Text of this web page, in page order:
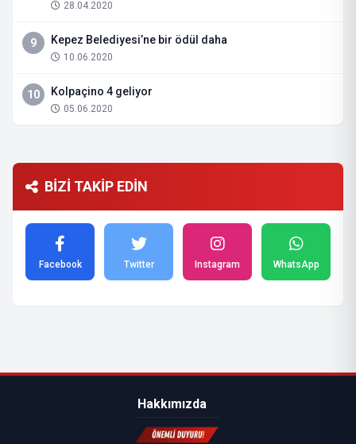
28.04.2020
9 Kepez Belediyesi’ne bir ödül daha
10.06.2020
10 Kolpaçino 4 geliyor
05.06.2020
BİZİ TAKİP EDİN
Facebook Twitter Instagram WhatsApp
Hakkımızda